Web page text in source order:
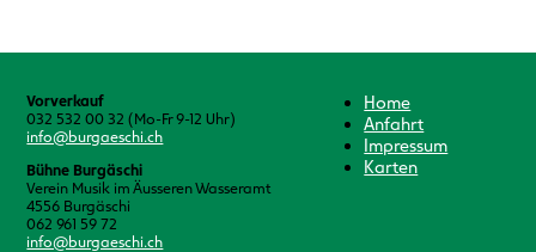
Vorverkauf
032 532 00 32 (Mo-Fr 9-12 Uhr)
info@burgaeschi.ch
Bühne Burgäschi
Verein Musik im Äusseren Wasseramt
4556 Burgäschi
062 961 59 72
info@burgaeschi.ch
Home
Anfahrt
Impressum
Karten